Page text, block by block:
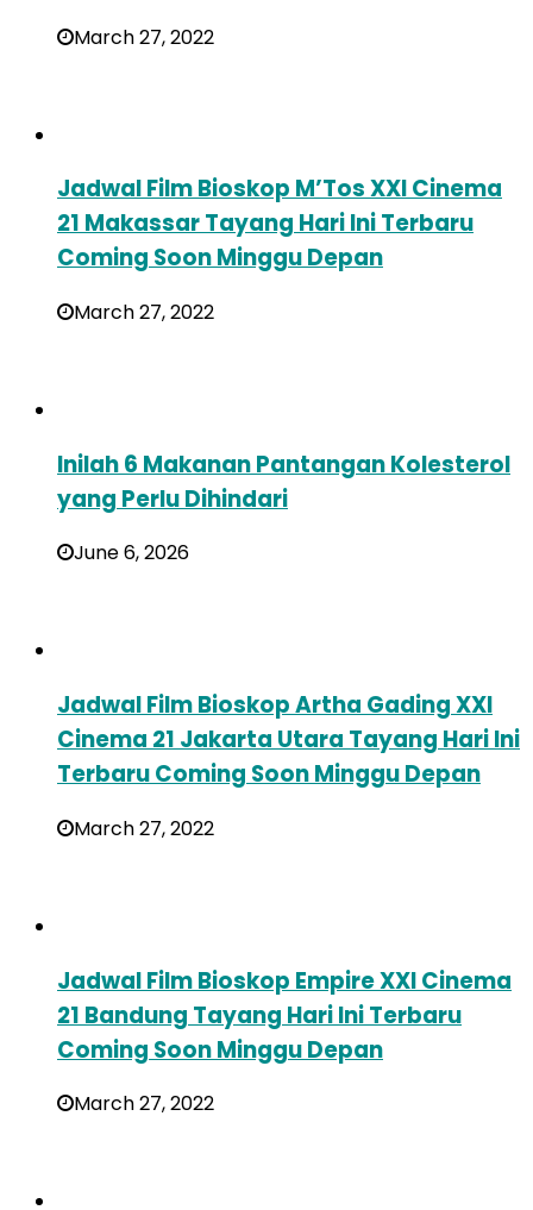
March 27, 2022
Jadwal Film Bioskop M’Tos XXI Cinema
21 Makassar Tayang Hari Ini Terbaru
Coming Soon Minggu Depan
March 27, 2022
Inilah 6 Makanan Pantangan Kolesterol
yang Perlu Dihindari
June 6, 2026
Jadwal Film Bioskop Artha Gading XXI
Cinema 21 Jakarta Utara Tayang Hari Ini
Terbaru Coming Soon Minggu Depan
March 27, 2022
Jadwal Film Bioskop Empire XXI Cinema
21 Bandung Tayang Hari Ini Terbaru
Coming Soon Minggu Depan
March 27, 2022